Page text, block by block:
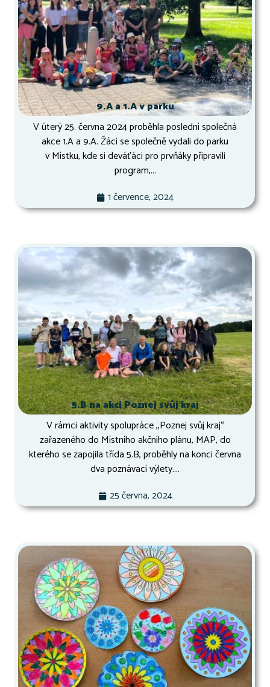
9.A a 1.A v parku
V úterý 25. června 2024 proběhla poslední společná
akce 1.A a 9.A. Žáci se společně vydali do parku
v Místku, kde si deváťáci pro prvňáky připravili
program,...
1 července, 2024
5.B na akci Poznej svůj kraj
V rámci aktivity spolupráce ,,Poznej svůj kraj“
zařazeného do Místního akčního plánu, MAP, do
kterého se zapojila třída 5.B, proběhly na konci června
dva poznávací výlety....
25 června, 2024